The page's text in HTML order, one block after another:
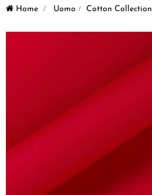
Home > Uomo > Cotton Collection